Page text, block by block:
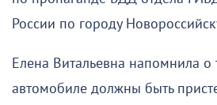
России по городу
Елена Витальевна напомнила о
автомобиле должны быть